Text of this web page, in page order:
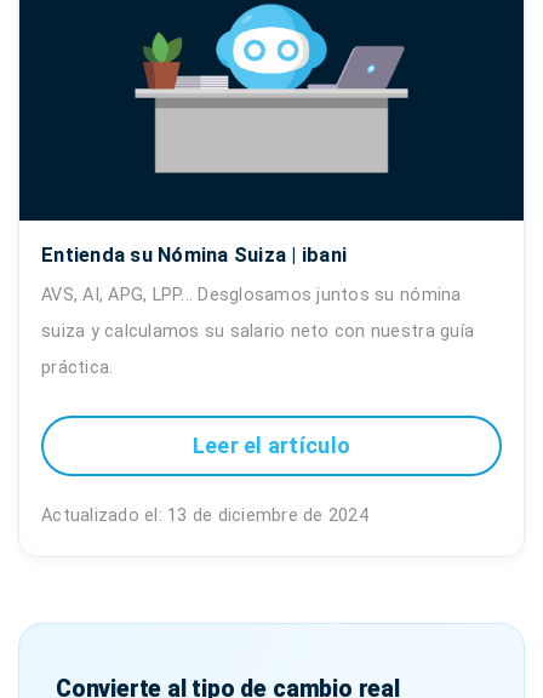
Entienda su Nómina Suiza | ibani
AVS, AI, APG, LPP... Desglosamos juntos su nómina
suiza y calculamos su salario neto con nuestra guía
práctica.
Leer el artículo
Actualizado el: 13 de diciembre de 2024
Convierte al tipo de cambio real